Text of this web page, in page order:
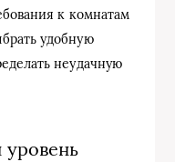
к комнатам
удобную
неудачную